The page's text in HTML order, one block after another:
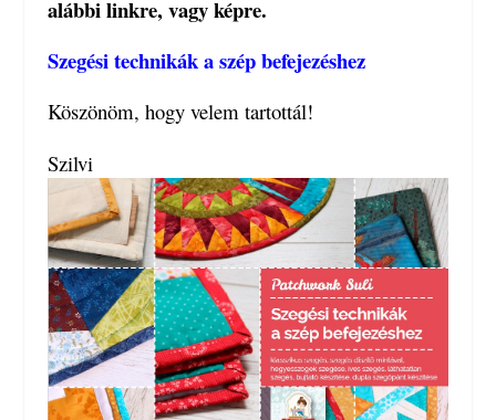
alábbi linkre, vagy képre.
Szegési technikák a szép befejezéshez
Köszönöm, hogy velem tartottál!
Szilvi